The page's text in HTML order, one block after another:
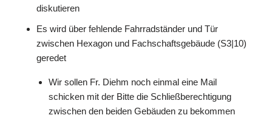
diskutieren
Es wird über fehlende Fahrradständer und Tür
zwischen Hexagon und Fachschaftsgebäude (S3|10)
geredet
Wir sollen Fr. Diehm noch einmal eine Mail
schicken mit der Bitte die Schließberechtigung
zwischen den beiden Gebäuden zu bekommen